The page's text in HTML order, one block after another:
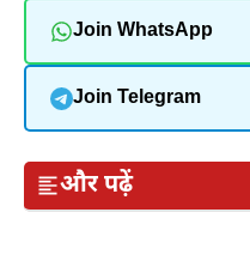
winter
in
winterJoin WhatsApp
Join Telegram
और पढ़ें